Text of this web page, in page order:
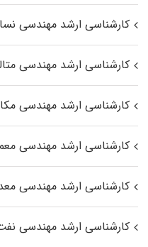
کارشناسی ارشد مهندسی
کارشناسی ارشد مهندسی
کارشناسی ارشد مهندسی
کارشناسی ارشد مهندسی
کارشناسی ارشد مهندسی
کارشناسی ارشد مهندسی